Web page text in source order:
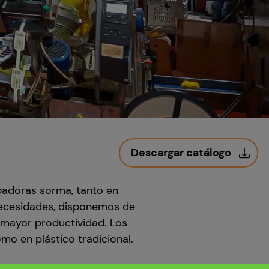
Descargar catálogo
sorma, tanto en
disponemos de
productividad. Los
en plástico tradicional.